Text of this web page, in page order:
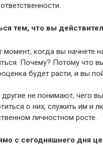
тем, что вы
момент, когда вы начнете
Почему? Потому что
будет расти, и вы
другие не понимают, чего
о них, служить им и
личностном росте.
с сегодняшнего дня